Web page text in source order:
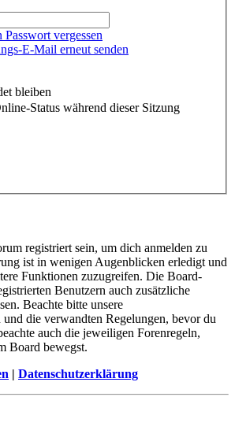
vergessen
E-Mail erneut senden
bleiben
Status während dieser Sitzung
registriert sein, um dich anmelden zu
ist in wenigen Augenblicken erledigt und
Funktionen zuzugreifen. Die Board-
Benutzern auch zusätzliche
Beachte bitte unsere
die verwandten Regelungen, bevor du
auch die jeweiligen Forenregeln,
Board bewegst.
| Datenschutzerklärung